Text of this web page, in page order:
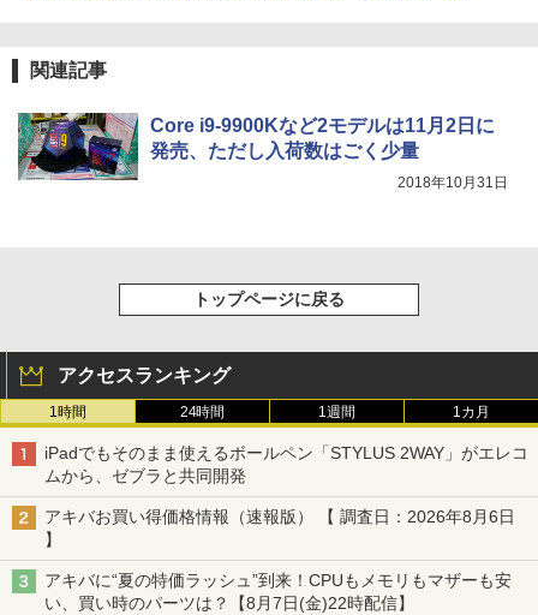
関連記事
Core i9-9900Kなど2モデルは11月2日に
発売、ただし入荷数はごく少量
2018年10月31日
トップページに戻る
アクセスランキング
1時間 24時間 1週間 1カ月
iPadでもそのまま使えるボールペン「STYLUS 2WAY」がエレコ
ムから、ゼブラと共同開発
アキバお買い得価格情報（速報版） 【 調査日：2026年8月6日
】
アキバに“夏の特価ラッシュ”到来！CPUもメモリもマザーも安
い、買い時のパーツは？【8月7日(金)22時配信】